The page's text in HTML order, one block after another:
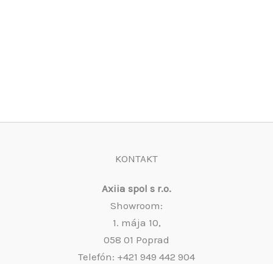
KONTAKT
Axiia spol s r.o.
Showroom:
1. mája 10,
058 01 Poprad
Telefón: +421 949 442 904